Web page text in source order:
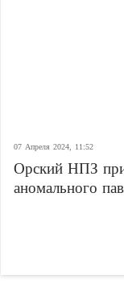
07 Апреля 2024, 11:52
Орский НПЗ
аномального